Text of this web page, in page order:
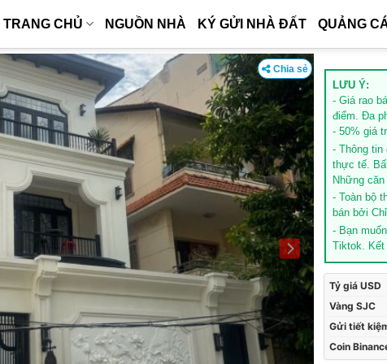
TRANG CHỦ NGUỒN NHÀ KÝ GỬI NHÀ ĐẤT QUẢNG
Chia sẻ
LƯU Ý:
- Giá rao
điểm. Đa
- 50% giá
- Thông
thực tế.
Những
- Toàn bộ
bán bởi
- Bạn muốn
Tiktok. Kết
Tỷ giá USD
Vàng SJC
Gửi tiết
Coin